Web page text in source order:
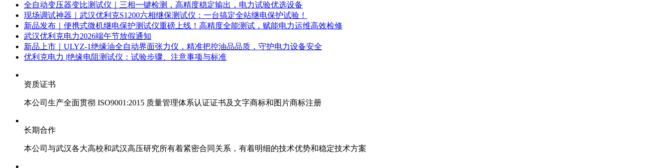
全自动变压器变比测试仪｜三相一键检测，高精度稳定输出，电力试验优选设备
现场调试神器｜武汉优利克S1200六相继保测试仪：一台搞定全站继电保护试验！
新品发布｜便携式微机继电保护测试仪重磅上线！高精度全能测试，赋能电力运维高效检修
武汉优利克电力2026端午节放假通知
新品上市｜ULYZ-1绝缘油全自动界面张力仪，精准把控油品品质，守护电力设备安全
优利克电力 |绝缘电阻测试仪：试验步骤、注意事项与标准​
资质证书
本公司生产全面贯彻 ISO9001:2015 质量管理体系认证证书及文字商标和图片商标注册
长期合作
本公司与武汉各大高校和武汉高压研究所有着紧密合同关系，有着明细的技术优势和稳定技术方案